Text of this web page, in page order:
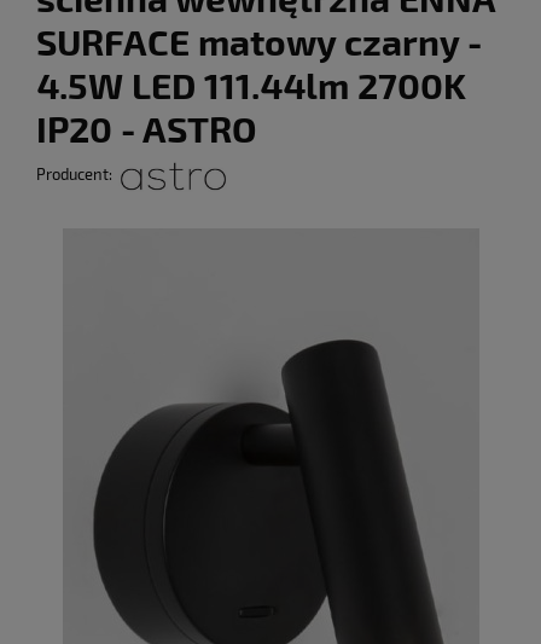
SURFACE matowy czarny -
4.5W LED 111.44lm 2700K
IP20 - ASTRO
Producent: